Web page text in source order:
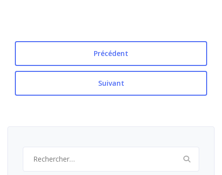
Précédent
Suivant